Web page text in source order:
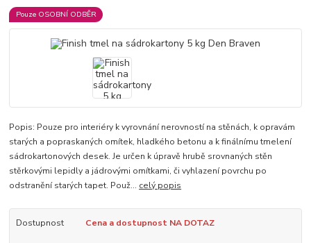
Pouze OSOBNÍ ODBĚR
Popis: Pouze pro interiéry k vyrovnání nerovností na stěnách, k opravám
starých a popraskaných omítek, hladkého betonu a k finálnímu tmelení
sádrokartonových desek. Je určen k úpravě hrubě srovnaných stěn
stěrkovými lepidly a jádrovými omítkami, či vyhlazení povrchu po
odstranění starých tapet. Použ... celý popis
Dostupnost Cena a dostupnost NA DOTAZ